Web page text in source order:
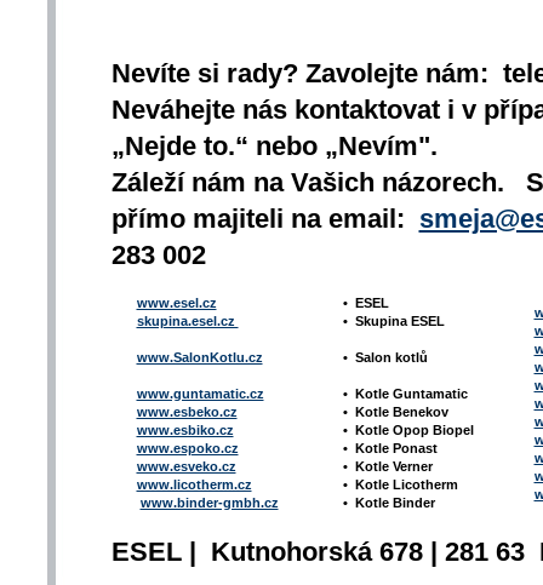
Nevíte si rady? Zavolejte nám:
Neváhejte nás kontaktovat i v
„Nejde to.“ nebo „Nevím".
Záleží nám na Vašich názorech.
přímo majiteli na email:
283 002
www.esel.cz
skupina.esel.cz
www.SalonKotlu.cz
www.guntamatic.cz
www.esbeko.cz
www.esbiko.cz
www.espoko.cz
www.esveko.cz
www.licotherm.cz
www.binder-gmbh.cz
• ESEL
• Skupina ESEL
• Salon kotlů
• Kotle Guntamatic
• Kotle Benekov
• Kotle Opop Biopel
• Kotle Ponast
• Kotle Verner
• Kotle Licotherm
• Kotle Binder
ESEL | Kutnohorská 678 | 281